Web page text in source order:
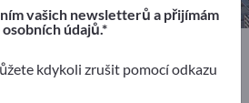
strojů
vašich newsletterů a přijímám
údajů.
kdykoli zrušit pomocí odkazu